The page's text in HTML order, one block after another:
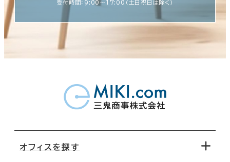
受付時間：9:00〜17:00（土日祝日は除く）
オフィスを探す